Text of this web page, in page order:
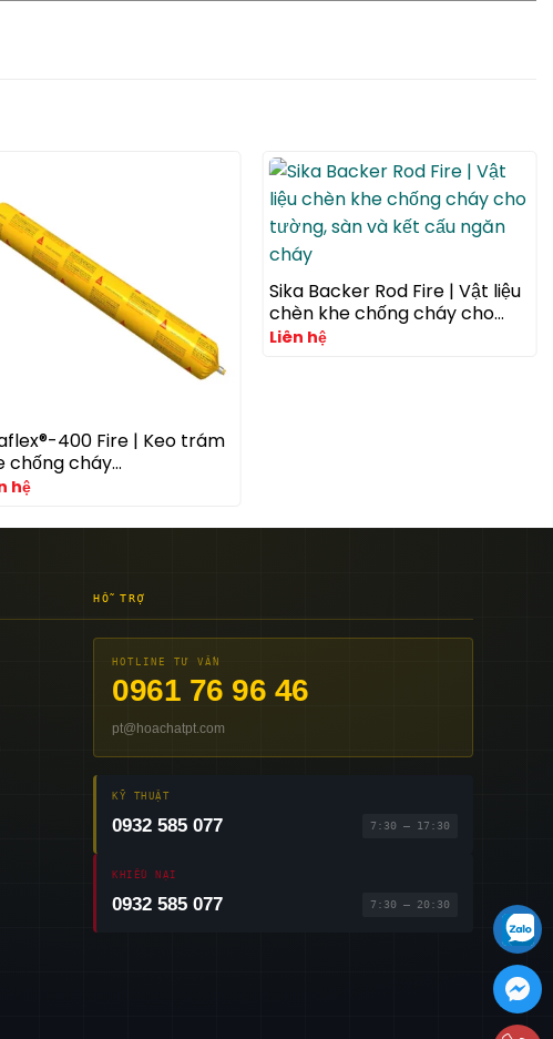
400 Fire | Keo trám
chống cháy
đàn hồi cho mối
hệ
Sika Backer Rod Fire | Vật liệu
chèn khe chống cháy cho
tường, sàn và kết cấu ngăn
Liên hệ
HỖ TRỢ
HOTLINE TƯ VẤN
0961 76 96 46
pt@hoachatpt.com
KỸ THUẬT
0932 585 077 7:30 – 17:30
KHIẾU NẠI
0932 585 077 7:30 – 20:30